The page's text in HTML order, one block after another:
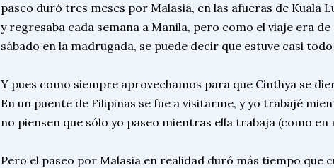
paseo duró tres meses por Malasia, en las afueras de Kuala
y regresaba cada semana a Manila, pero como el viaje era
sábado en la madrugada, se puede decir que estuve casi
Y pues como siempre aprovechamos para que Cinthya se
En un puente de Filipinas se fue a visitarme, y yo trabajé
no piensen que sólo yo paseo mientras ella trabaja (como en
Pero el paseo por Malasia en realidad duró más tiempo que